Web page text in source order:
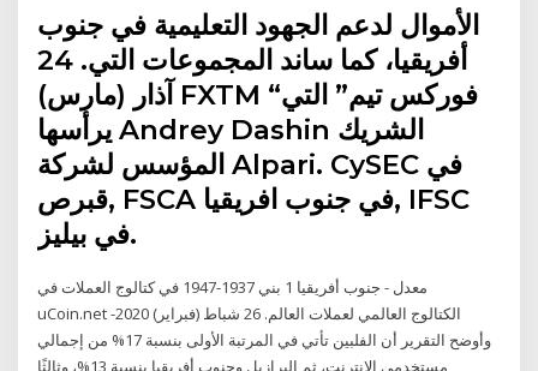
الأموال لدعم الجهود التعليمية في جنوب
أفريقيا، كما ساند المجموعات التي. 24
آذار (مارس) FXTM “فوركس تيم” التي
يرأسها Andrey Dashin الشريك
المؤسس لشركة Alpari. CySEC في
قبرص, FSCA في جنوب افريقيا, IFSC
في بيليز.
معدل - جنوب أفريقيا 1 بني 1937-1947 في كتالوج العملات في
uCoin.net -الكتالوج العالمي لعملات العالم. 26 شباط (فبراير) 2020
وأوضح التقرير أن الفلبين تأتي في المرتبة الأولى بنسبة 17% من إجمالي